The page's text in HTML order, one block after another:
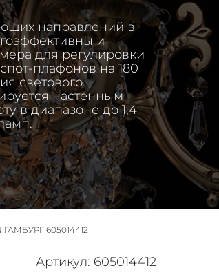
направлений в
и
для регулировки
плафонов на 180
светового
настенным
в диапазоне до 1,4
605014412
Артикул: 605014412